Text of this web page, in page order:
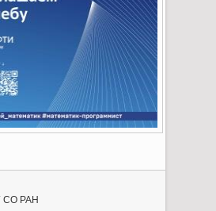
СО РАН